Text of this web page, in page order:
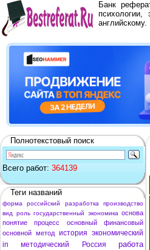
Банк
английскому.
Полнотекстовый поиск
Всего работ: 364139
Теги названий
форма российский разработка
производство
вид
роль государственный экономика основа
понятие
процесс основный
финансовый
основной метод история экономический
in
методический Россия
работа